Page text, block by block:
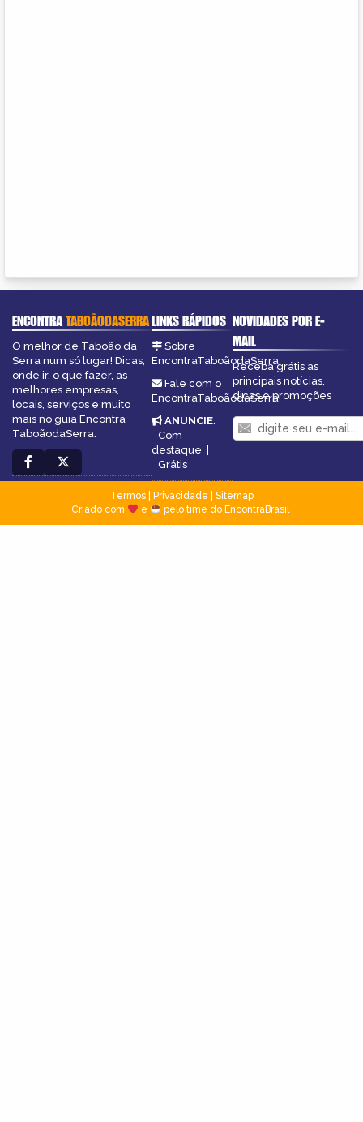
ENCONTRATABOÃODASERRA
O melhor de Taboão da
Serra num só lugar! Dicas,
onde ir, o que fazer, as
melhores empresas,
locais, serviços e muito
mais no guia Encontra
TaboãodaSerra.
LINKS RÁPIDOS
Sobre
EncontraTaboãodaSerra
Fale com o
EncontraTaboãodaSerra
ANUNCIE:
Com
destaque |
Grátis
NOVIDADES POR E-
MAIL
Receba grátis as
principais notícias,
dicas e promoções
Termos| Privacidade
Sitemap
Criado com
e pelo time do EncontraBrasil